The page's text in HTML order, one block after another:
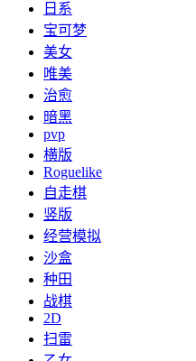
日系
宝可梦
美女
唯美
治愈
暗黑
pvp
横版
Roguelike
自走棋
竖版
经营模拟
沙盒
种田
战棋
2D
扫雷